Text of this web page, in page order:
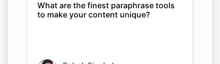
What are the finest paraphrase tools
to make your content unique?